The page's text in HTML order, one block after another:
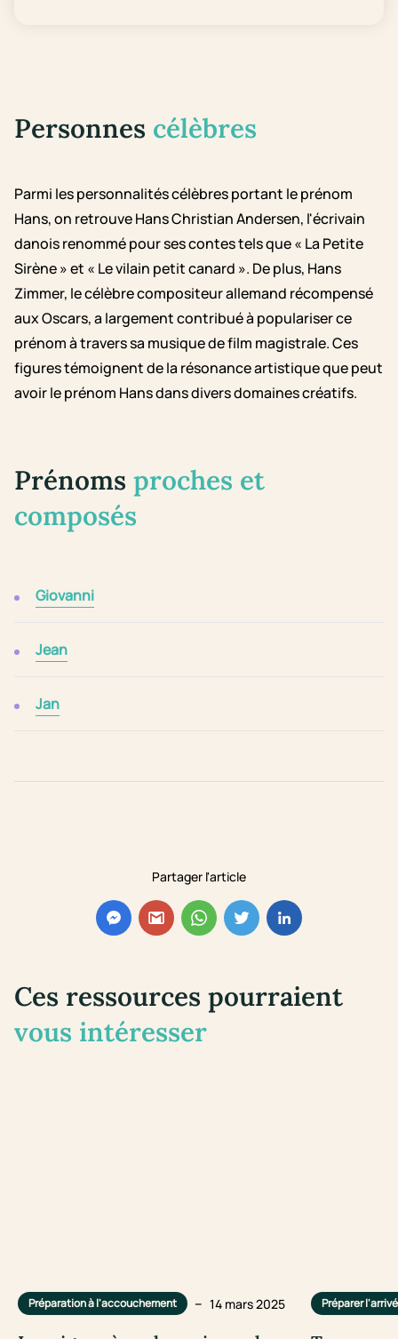
Partager l'article
Personnes célèbres
Parmi les personnalités célèbres portant le prénom
Hans, on retrouve Hans Christian Andersen, l'écrivain
danois renommé pour ses contes tels que « La Petite
Sirène » et « Le vilain petit canard ». De plus, Hans
Zimmer, le célèbre compositeur allemand récompensé
aux Oscars, a largement contribué à populariser ce
prénom à travers sa musique de film magistrale. Ces
figures témoignent de la résonance artistique que peut
avoir le prénom Hans dans divers domaines créatifs.
Prénoms proches et
composés
Giovanni
Jean
Jan
Ces ressources pourraient
vous intéresser
Préparation à l'accouchement – 14 mars 2025 Préparer